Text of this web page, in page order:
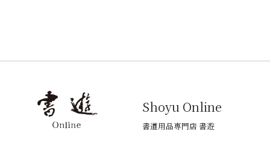
Shoyu Online
書道用品専門店 書遊